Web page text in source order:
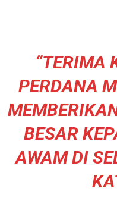
“TERIMA
PERDANA
BESAR
AWAM DI